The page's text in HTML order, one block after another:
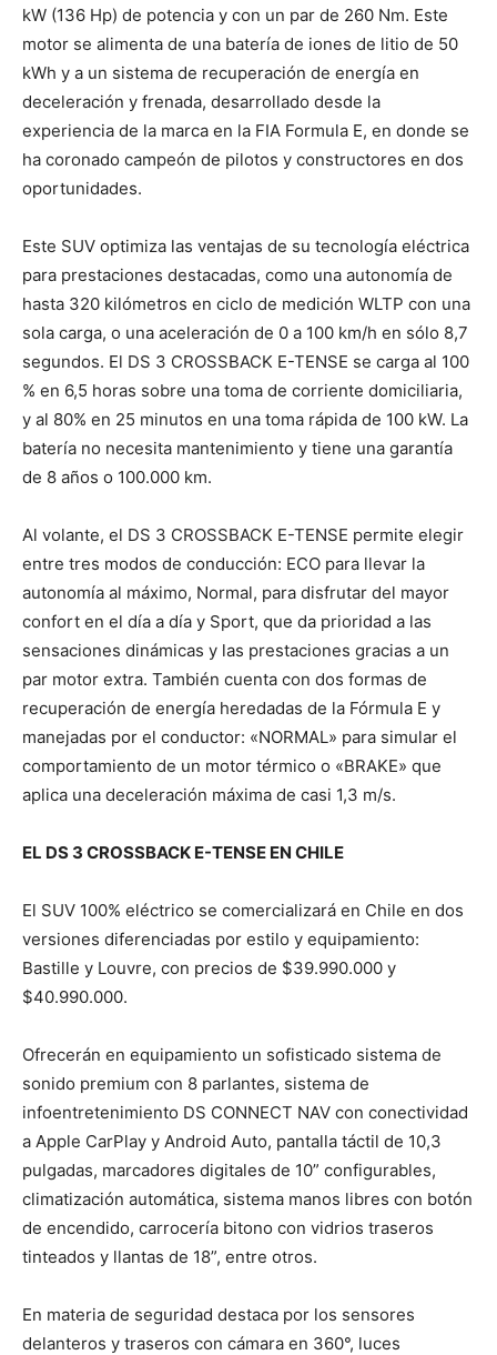
kW (136 Hp) de potencia y con un par de 260 Nm. Este
motor se alimenta de una batería de iones de litio de 50
kWh y a un sistema de recuperación de energía en
deceleración y frenada, desarrollado desde la
experiencia de la marca en la FIA Formula E, en donde se
ha coronado campeón de pilotos y constructores en dos
oportunidades.
Este SUV optimiza las ventajas de su tecnología eléctrica
para prestaciones destacadas, como una autonomía de
hasta 320 kilómetros en ciclo de medición WLTP con una
sola carga, o una aceleración de 0 a 100 km/h en sólo 8,7
segundos. El DS 3 CROSSBACK E-TENSE se carga al 100
% en 6,5 horas sobre una toma de corriente domiciliaria,
y al 80% en 25 minutos en una toma rápida de 100 kW. La
batería no necesita mantenimiento y tiene una garantía
de 8 años o 100.000 km.
Al volante, el DS 3 CROSSBACK E-TENSE permite elegir
entre tres modos de conducción: ECO para llevar la
autonomía al máximo, Normal, para disfrutar del mayor
confort en el día a día y Sport, que da prioridad a las
sensaciones dinámicas y las prestaciones gracias a un
par motor extra. También cuenta con dos formas de
recuperación de energía heredadas de la Fórmula E y
manejadas por el conductor: «NORMAL» para simular el
comportamiento de un motor térmico o «BRAKE» que
aplica una deceleración máxima de casi 1,3 m/s.
EL DS 3 CROSSBACK E-TENSE EN CHILE
El SUV 100% eléctrico se comercializará en Chile en dos
versiones diferenciadas por estilo y equipamiento:
Bastille y Louvre, con precios de $39.990.000 y
$40.990.000.
Ofrecerán en equipamiento un sofisticado sistema de
sonido premium con 8 parlantes, sistema de
infoentretenimiento DS CONNECT NAV con conectividad
a Apple CarPlay y Android Auto, pantalla táctil de 10,3
pulgadas, marcadores digitales de 10” configurables,
climatización automática, sistema manos libres con botón
de encendido, carrocería bitono con vidrios traseros
tinteados y llantas de 18”, entre otros.
En materia de seguridad destaca por los sensores
delanteros y traseros con cámara en 360°, luces